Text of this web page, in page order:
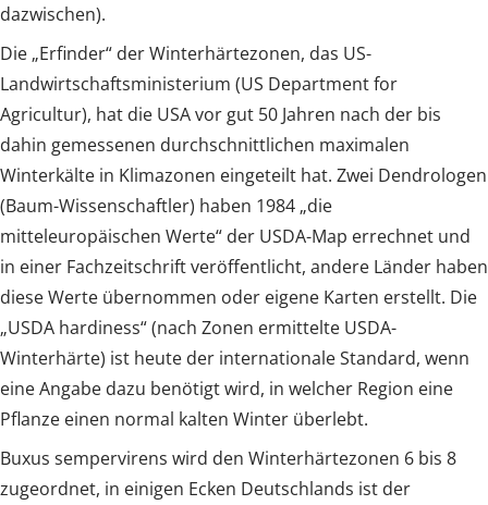
dazwischen).
Die „Erfinder“ der Winterhärtezonen, das US-
Landwirtschaftsministerium (US Department for
Agricultur), hat die USA vor gut 50 Jahren nach der bis
dahin gemessenen durchschnittlichen maximalen
Winterkälte in Klimazonen eingeteilt hat. Zwei Dendrologen
(Baum-Wissenschaftler) haben 1984 „die
mitteleuropäischen Werte“ der USDA-Map errechnet und
in einer Fachzeitschrift veröffentlicht, andere Länder haben
diese Werte übernommen oder eigene Karten erstellt. Die
„USDA hardiness“ (nach Zonen ermittelte USDA-
Winterhärte) ist heute der internationale Standard, wenn
eine Angabe dazu benötigt wird, in welcher Region eine
Pflanze einen normal kalten Winter überlebt.
Buxus sempervirens wird den Winterhärtezonen 6 bis 8
zugeordnet, in einigen Ecken Deutschlands ist der